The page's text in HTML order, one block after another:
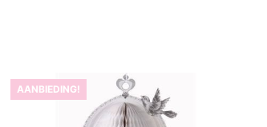
AANBIEDING!